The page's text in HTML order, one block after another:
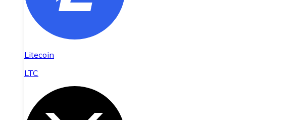
Litecoin
LTC